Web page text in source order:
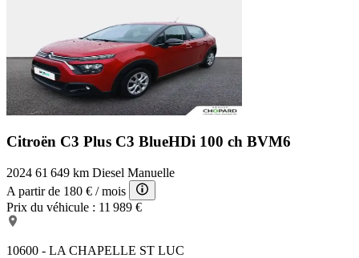
Citroën C3 Plus C3 BlueHDi 100 ch BVM6
2024 61 649 km Diesel Manuelle
A partir de 180 € / mois
Prix du véhicule : 11 989 €
10600 - LA CHAPELLE ST LUC